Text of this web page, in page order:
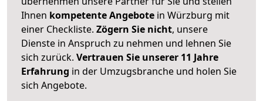
Ihnen kompetente Angebote in Würzburg mit
einer Checkliste. Zögern Sie nicht, unsere
Dienste in Anspruch zu nehmen und lehnen Sie
sich zurück. Vertrauen Sie unserer 11 Jahre
Erfahrung in der Umzugsbranche und holen Sie
sich Angebote.